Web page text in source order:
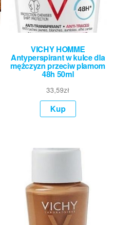
VICHY HOMME
Antyperspirant w kulce dla
mężczyzn przeciw plamom
48h 50ml
33,59zł
Kup